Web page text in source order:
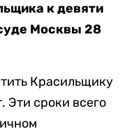
к девяти
Москвы 28
Красильщику
Эти сроки всего